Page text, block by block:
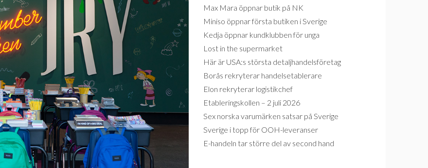
Max Mara öppnar butik på NK
Miniso öppnar första butiken i Sverige
Kedja öppnar kundklubben för unga
Lost in the supermarket
Här är USA:s största detaljhandelsföretag
Borås rekryterar handelsetablerare
Elon rekryterar logistikchef
Etableringskollen – 2 juli 2026
Sex norska varumärken satsar på Sverige
Sverige i topp för OOH-leveranser
E-handeln tar större del av second hand